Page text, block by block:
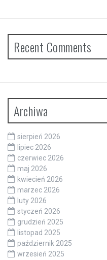
Recent Comments
Archiwa
sierpień 2026
lipiec 2026
czerwiec 2026
maj 2026
kwiecień 2026
marzec 2026
luty 2026
styczeń 2026
grudzień 2025
listopad 2025
październik 2025
wrzesień 2025